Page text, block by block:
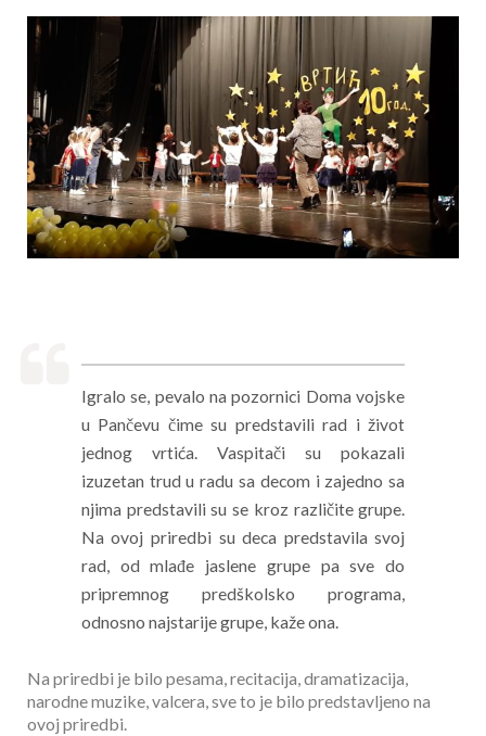
Igralo se, pevalo na pozornici Doma vojske
u Pančevu čime su predstavili rad i život
jednog vrtića. Vaspitači su pokazali
izuzetan trud u radu sa decom i zajedno sa
njima predstavili su se kroz različite grupe.
Na ovoj priredbi su deca predstavila svoj
rad, od mlađe jaslene grupe pa sve do
pripremnog predškolsko programa,
odnosno najstarije grupe, kaže ona.
Na priredbi je bilo pesama, recitacija, dramatizacija,
narodne muzike, valcera, sve to je bilo predstavljeno na
ovoj priredbi.